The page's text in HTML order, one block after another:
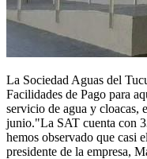
La Sociedad Aguas del
Facilidades de Pago para
servicio de agua y cloacas,
junio."La SAT cuenta con
hemos observado que casi
presidente de la empresa,